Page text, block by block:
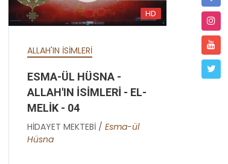
HD
ALLAH'IN İSİMLERİ
ESMA-ÜL HÜSNA -
ALLAH'IN İSİMLERİ - EL-
MELİK - 04
HİDAYET MEKTEBİ / Esma-ül
Hüsna